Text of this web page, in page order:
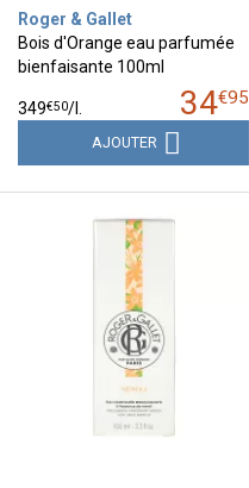
Roger & Gallet
Bois d'Orange eau parfumée
bienfaisante 100ml
34€95
349€50/
AJOUTER